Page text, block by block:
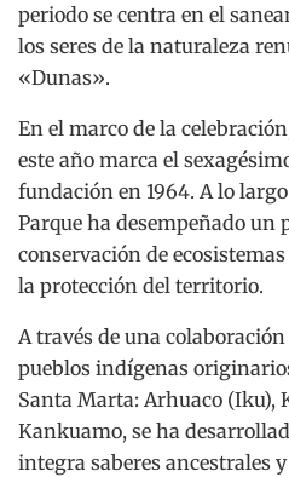
periodo se centra en el
los seres de la naturaleza
«Dunas».
En el marco de la
este año marca el
fundación en 1964. A lo largo
Parque ha desempeñado un
conservación de
la protección del territorio.
A través de una
pueblos indígenas
Santa Marta: Arhuaco (Iku),
Kankuamo, se ha
integra saberes ancestrales